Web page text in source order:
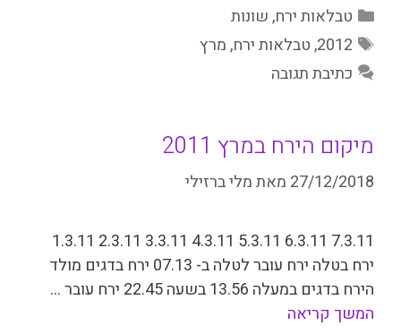
קטגוריות
טבלאות ירח,שונות
תגיות
2012
,טבלאות ירח,מרץ
כתיבת תגובה
מיקום הירח במרץ 2011
27/12/2018 מאתמלי ברזילי
7.3.11 6.3.11 5.3.11 4.3.11 3.3.11 2.3.11 1.3.11
ירח בטלה ירח עובר לטלה ב- 07.13 ירח בדגים מולד
הירח בדגים במעלה 13.56 בשעה 22.45 ירח­ עובר …
המשך קריאה